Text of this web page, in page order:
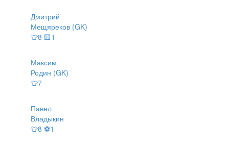
Дмитрий
Мещяреков (GK)
👕8 🟨1
Максим
Родин (GK)
👕7
Павел
Владыкин
👕8 ⚽1